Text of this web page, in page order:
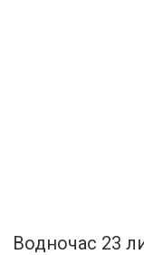
Водночас 23